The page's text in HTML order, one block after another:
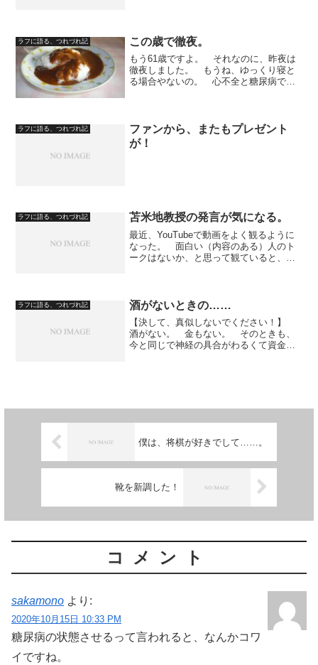
をかけながら...
ラフに語る、つれづれ記 この歳で徹夜。
もう61歳ですよ。 それなのに、昨夜は
徹夜しました。 もうね、ゆっくり寝と
る場合やないの。 心不全と糖尿病で医
色んな仕事お試しでやっ...
ラフに語る、つれづれ記
ファンから、またもプレゼント
が！
ラフに語る、つれづれ記 苫米地教授の発言が気になる。
最近、YouTubeで動画をよく観るように
なった。 面白い（内容のある）人のト
ークはないか、と思って観ていると、勝
ル詳細の紹介はしない...
ラフに語る、つれづれ記 酒がないときの……
【決して、真似しないでください！】
酒がない。 金もない。 そのときも、
今と同じで神経の具合がわるくて資金が
僕は、将棋が好きでして……。
靴を新調した！
コメント
sakamono より:
2020年10月15日 10:33 PM
糖尿病の状態させるって言われると、なんかコワ
イですね。